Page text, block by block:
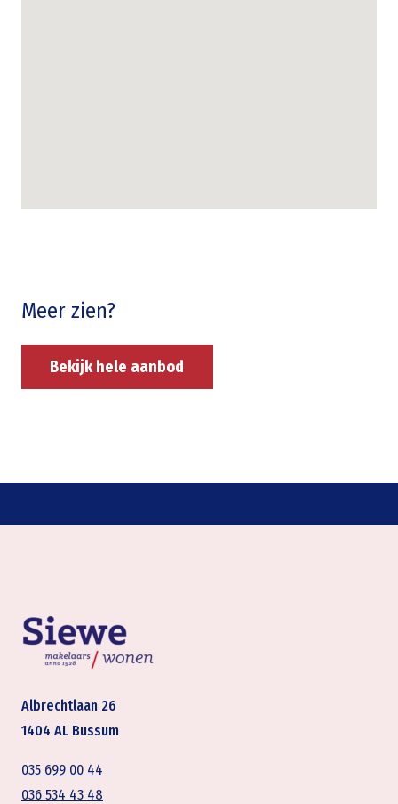
Meer zien?
Bekijk hele aanbod
Albrechtlaan 26
1404 AL Bussum
035 699 00 44
036 534 43 48